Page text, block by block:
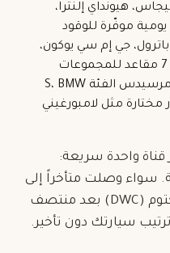
هيونداي إلنترا،
موفّرة للوقود
جي إم سي يوكون،
7 مقاعد
للمجموعات
— مرسيدس الفئة S، BMW
مختارة مثل لامبورغيني
قناة واحدة سريعة:
سواء وصلت متأخراً إلى
مطار دبي (DXB) أو مطار آل مكتوم (DWC) بعد منتصف
سيارتك دون تأخير.